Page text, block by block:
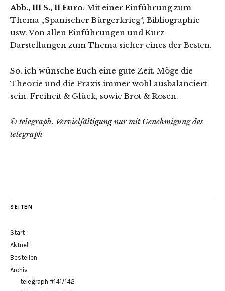
Abb., 111 S., 11 Euro. Mit einer Einführung zum
Thema „Spanischer Bürgerkrieg“, Bibliographie
usw. Von allen Einführungen und Kurz-
Darstellungen zum Thema sicher eines der Besten.
So, ich wünsche Euch eine gute Zeit. Möge die
Theorie und die Praxis immer wohl ausbalanciert
sein. Freiheit & Glück, sowie Brot & Rosen.
© telegraph. Vervielfältigung nur mit Genehmigung des
telegraph
SEITEN
Start
Aktuell
Bestellen
Archiv
telegraph #141/142